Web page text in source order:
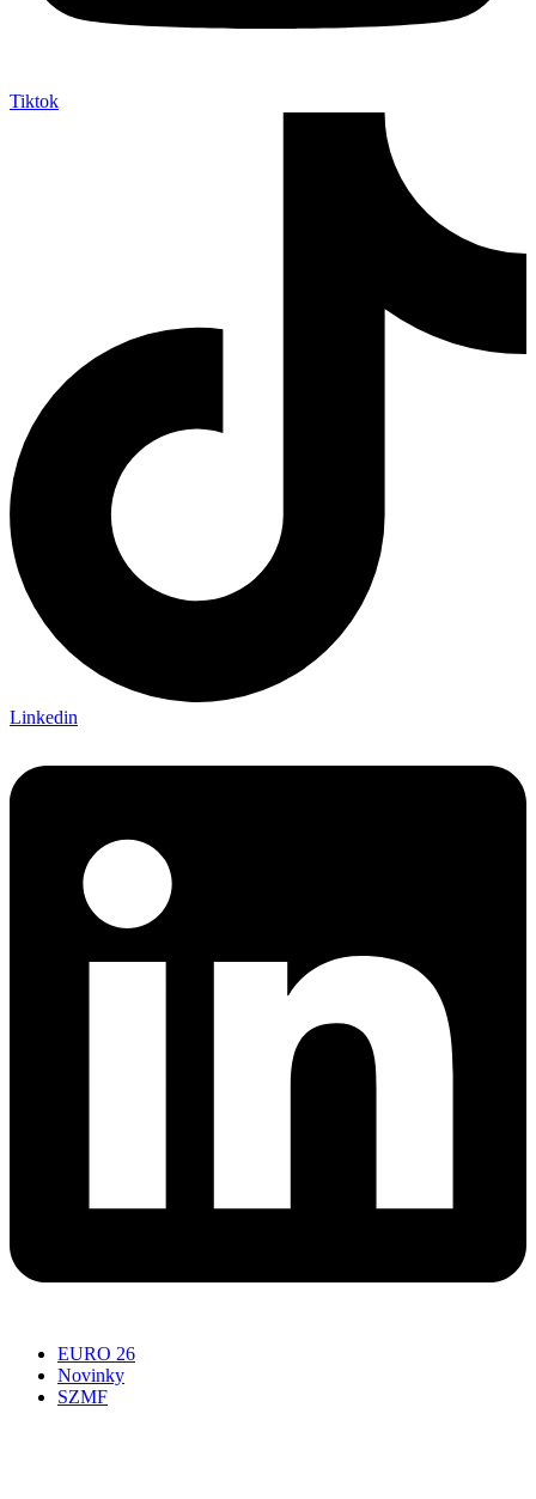
Tiktok
Linkedin
EURO 26
Novinky
SZMF